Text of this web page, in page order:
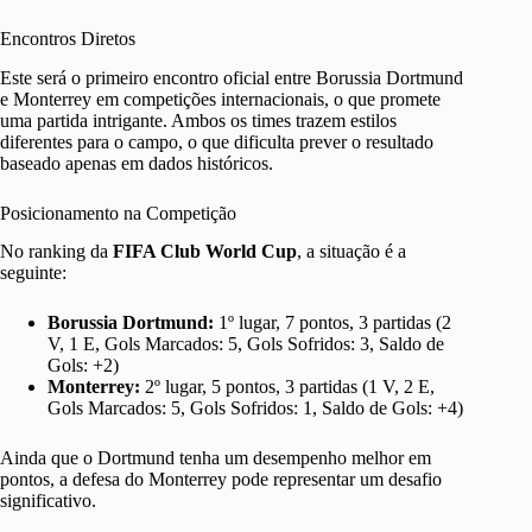
Encontros Diretos
Este será o primeiro encontro oficial entre Borussia Dortmund
e Monterrey em competições internacionais, o que promete
uma partida intrigante. Ambos os times trazem estilos
diferentes para o campo, o que dificulta prever o resultado
baseado apenas em dados históricos.
Posicionamento na Competição
No ranking da FIFA Club World Cup, a situação é a
seguinte:
Borussia Dortmund: 1º lugar, 7 pontos, 3 partidas (2
V, 1 E, Gols Marcados: 5, Gols Sofridos: 3, Saldo de
Gols: +2)
Monterrey: 2º lugar, 5 pontos, 3 partidas (1 V, 2 E,
Gols Marcados: 5, Gols Sofridos: 1, Saldo de Gols: +4)
Ainda que o Dortmund tenha um desempenho melhor em
pontos, a defesa do Monterrey pode representar um desafio
significativo.